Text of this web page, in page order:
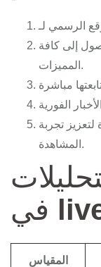
إلى كافة
المميزات.
لتعزيز تجربة
المشاهدة.
المقياس